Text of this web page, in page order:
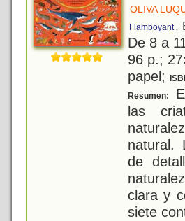
OLIVA
Flamboyant ,
De 8 a
96 p.;
papel;
Resumen:
las
natural.
de
clara y
siete